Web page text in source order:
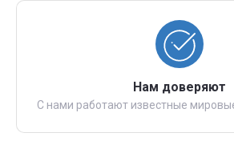
Нам доверяют
С нами работают известные